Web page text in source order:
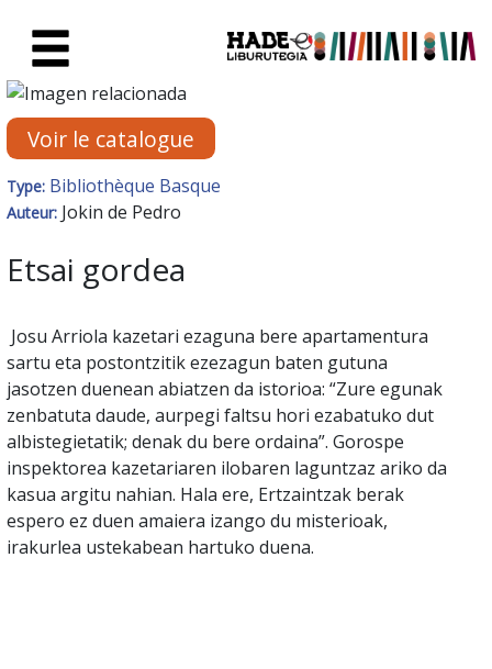
Fiche de Nouveaux Livres -
Voir le catalogue
Type: Bibliothèque Basque
Auteur: Jokin de Pedro
Etsai gordea
Josu Arriola kazetari ezaguna bere apartamentura
sartu eta postontzitik ezezagun baten gutuna
jasotzen duenean abiatzen da istorioa: “Zure egunak
zenbatuta daude, aurpegi faltsu hori ezabatuko dut
albistegietatik; denak du bere ordaina”. Gorospe
inspektorea kazetariaren ilobaren laguntzaz ariko da
kasua argitu nahian. Hala ere, Ertzaintzak berak
espero ez duen amaiera izango du misterioak,
irakurlea ustekabean hartuko duena.